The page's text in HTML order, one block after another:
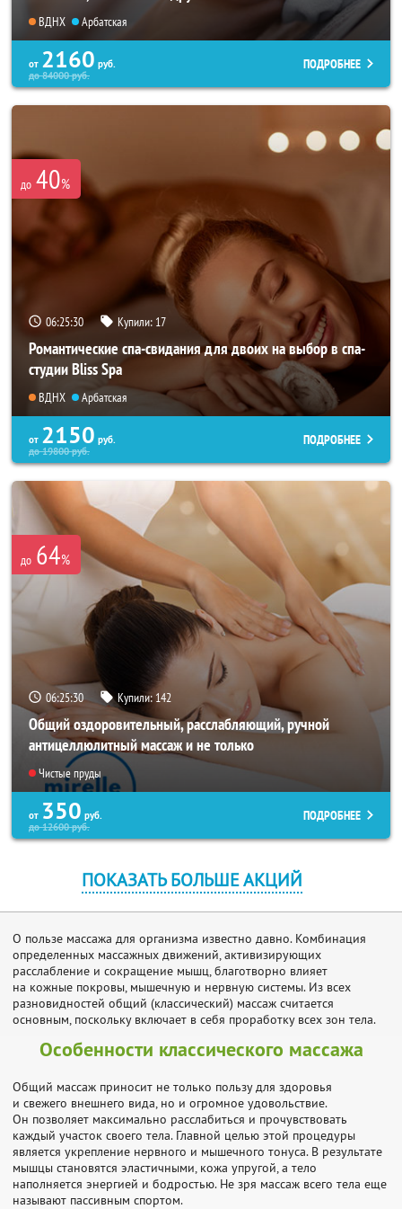
ВДНХ Арбатская
от 2160 руб.
до84000руб.
ПОДРОБНЕЕ
до 40%
06:25:26 Купили: 17
Романтические спа-свидания для двоих на выбор в спа-
студии Bliss Spa
ВДНХ Арбатская
от 2150 руб.
до19800руб.
ПОДРОБНЕЕ
до 64%
06:25:26 Купили: 142
Общий оздоровительный, расслабляющий, ручной
антицеллюлитный массаж и не только
Чистые пруды
от 350 руб.
до12600руб.
ПОДРОБНЕЕ
ПОКАЗАТЬ БОЛЬШЕ АКЦИЙ
О пользе массажа для организма известно давно. Комбинация
определенных массажных движений, активизирующих
расслабление и сокращение мышц, благотворно влияет
на кожные покровы, мышечную и нервную системы. Из всех
разновидностей общий (классический) массаж считается
основным, поскольку включает в себя проработку всех зон тела.
Особенности классического массажа
Общий массаж приносит не только пользу для здоровья
и свежего внешнего вида, но и огромное удовольствие.
Он позволяет максимально расслабиться и прочувствовать
каждый участок своего тела. Главной целью этой процедуры
является укрепление нервного и мышечного тонуса. В результате
мышцы становятся эластичными, кожа упругой, а тело
наполняется энергией и бодростью. Не зря массаж всего тела еще
называют пассивным спортом.